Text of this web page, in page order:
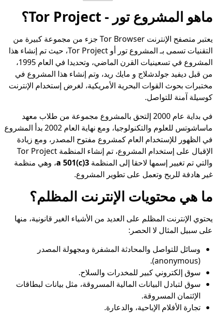
ماهو المشروع تور - Tor Project؟
يعتبر متصفح الإنترنت Tor Browser جزء من مجموعة كبيرة من
التقنيات تسمى بـ المشروع تور أو Tor Project، حيث تم إنشاء هذا
المشروع في تسعينيات القرن الماضي، وتحديدا في العام 1995،
من قبل ديفيد جولدشلاج و مايك ريد، وتم إنشاء هذا المشروع في
مختبرات بحوث القوات البحرية الأمريكية، لغرض إستخدام الإنترنت
كوسيلة آمنة للتواصل.
في بداية عام 2000 إلتحق بالمشروع مجموعة من طلاب معهد
ماساشوتس للعلوم والتكنولوجيا، ومع نهاية العام 2002 بدأ المشروع
في الظهور للإستخدام العام كمشروع مفتوح المصدر، ومع زيادة
الإقبال على إستخدام المشروع، تم إنشاء المنظمة Tor Project
والتي تم تغيير إسمها لاحقا إلى المنظمة a 501(c)3، وهي منظمة
غير هادفة للربح وتعمل على تطوير المشروع.
ما هي محتويات الإنترنت المظلم؟
يحتوي الإنترنت المظلم على العديد من الأشياء الغير قانونية، منها
على سبيل المثال لا الحصر:
وسائل للتواصل والمحادثة المشفرة ومجهولة المصدر
(anonymous).
سوق إلكتروني كبير للمخدرات والسلاح.
سوق لتبادل البيانات المالية المسروقة، مثل بيانات لبطاقات
الإئتمان المسروقة.
تجارة الأفلام الإباحية، والدعارة.